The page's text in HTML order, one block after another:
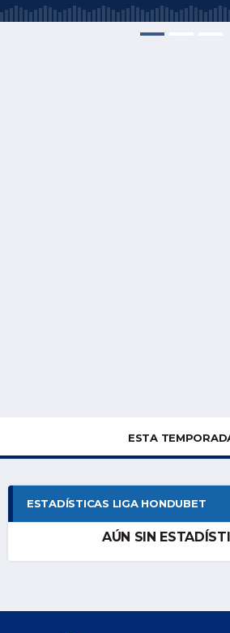
ESTA
ESTADÍSTICAS LIGA HONDUBET
AÚN SIN